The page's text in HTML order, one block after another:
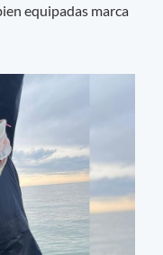
equipadas marca